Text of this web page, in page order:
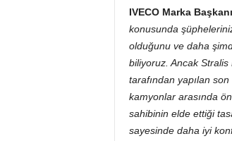
IVECO Marka
konusunda
olduğunu ve daha
biliyoruz. Ancak Stralis
tarafından yapılan
kamyonlar arasında
sahibinin elde ettiği
sayesinde daha iyi